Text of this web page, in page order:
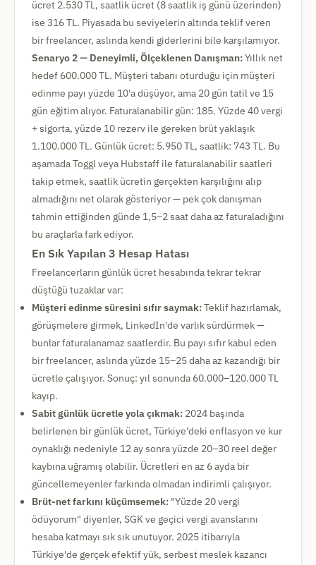
ücret 2.530 TL, saatlik ücret (8 saatlik iş günü üzerinden)
ise 316 TL. Piyasada bu seviyelerin altında teklif veren
bir freelancer, aslında kendi giderlerini bile karşılamıyor.
Senaryo 2 — Deneyimli, Ölçeklenen Danışman:Yıllık net
hedef 600.000 TL. Müşteri tabanı oturduğu için müşteri
edinme payı yüzde 10'a düşüyor, ama 20 gün tatil ve 15
gün eğitim alıyor. Faturalanabilir gün: 185. Yüzde 40 vergi
+ sigorta, yüzde 10 rezerv ile gereken brüt yaklaşık
1.100.000 TL. Günlük ücret: 5.950 TL, saatlik: 743 TL. Bu
aşamada Toggl veya Hubstaff ile faturalanabilir saatleri
takip etmek, saatlik ücretin gerçekten karşılığını alıp
almadığını net olarak gösteriyor — pek çok danışman
tahmin ettiğinden günde 1,5–2 saat daha az faturaladığını
bu araçlarla fark ediyor.
En Sık Yapılan 3 Hesap Hatası
Freelancerların günlük ücret hesabında tekrar tekrar
düştüğü tuzaklar var:
Müşteri edinme süresini sıfır saymak:Teklif hazırlamak,
görüşmelere girmek, LinkedIn'de varlık sürdürmek —
bunlar faturalanamaz saatlerdir. Bu payı sıfır kabul eden
bir freelancer, aslında yüzde 15–25 daha az kazandığı bir
ücretle çalışıyor. Sonuç: yıl sonunda 60.000–120.000 TL
kayıp.
Sabit günlük ücretle yola çıkmak: 2024 başında
belirlenen bir günlük ücret, Türkiye'deki enflasyon ve kur
oynaklığı nedeniyle 12 ay sonra yüzde 20–30 reel değer
kaybına uğramış olabilir. Ücretleri en az 6 ayda bir
güncellemeyenler farkında olmadan indirimli çalışıyor.
Brüt-net farkını küçümsemek: "Yüzde 20 vergi
ödüyorum" diyenler, SGK ve geçici vergi avanslarını
hesaba katmayı sık sık unutuyor. 2025 itibarıyla
Türkiye'de gerçek efektif yük, serbest meslek kazancı